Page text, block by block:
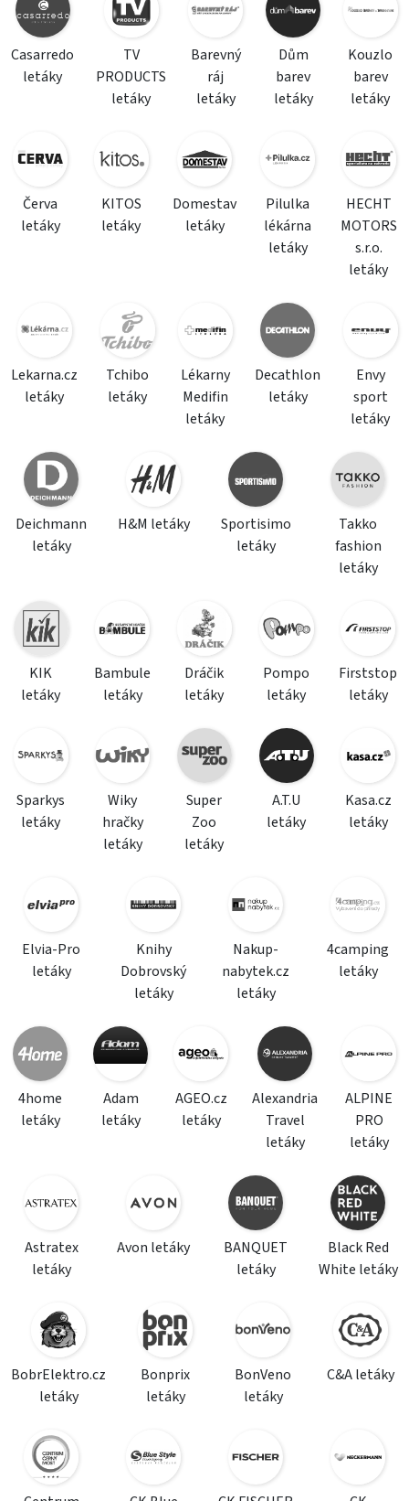
Casarredo
letáky
TV
PRODUCTS
letáky
Barevný
ráj
letáky
Dům
barev
letáky
Kouzlo
barev
letáky
Červa
letáky
KITOS
letáky
Domestav
letáky
Pilulka
lékárna
letáky
HECHT
MOTORS
s.r.o.
letáky
Lekarna.cz
letáky
Tchibo
letáky
Lékarny
Medifin
letáky
Decathlon
letáky
Envy
sport
letáky
Deichmann
letáky
H&M letáky
Sportisimo
letáky
Takko
fashion
letáky
KIK
letáky
Bambule
letáky
Dráčik
letáky
Pompo
letáky
Firststop
letáky
Sparkys
letáky
Wiky
hračky
letáky
Super
Zoo
letáky
A.T.U
letáky
Kasa.cz
letáky
Elvia-Pro
letáky
Knihy
Dobrovský
letáky
Nakup-
nabytek.cz
letáky
4camping
letáky
4home
letáky
Adam
letáky
AGEO.cz
letáky
Alexandria
Travel
letáky
ALPINE
PRO
letáky
Astratex
letáky
Avon letáky
BANQUET
letáky
Black Red
White letáky
BobrElektro.cz
letáky
Bonprix
letáky
BonVeno
letáky
C&A letáky